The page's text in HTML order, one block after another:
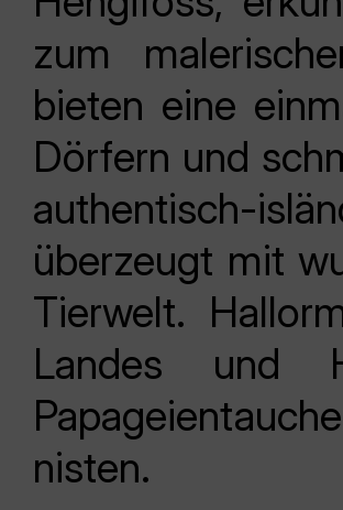
zum
bieten eine
Dörfern und
authentisch-
überzeugt mit
Tierwelt.
Landes und
nisten.